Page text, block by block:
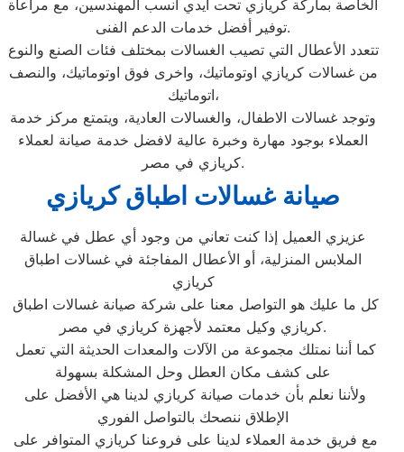
الخاصة بماركة كريازي تحت أيدي أنسب المهندسين، مع مراعاة
توفير أفضل خدمات الدعم الفنى.
تتعدد الأعطال التي تصيب الغسالات بمختلف فئات الصنع والنوع
من غسالات كريازي اوتوماتيك، واخرى فوق اوتوماتيك، والنصف
اتوماتيك،
وتوجد غسالات الاطفال، والغسالات العادية، ويتمتع مركز خدمة
العملاء بوجود مهارة وخبرة عالية لافضل خدمة صيانة لعملاء
كريازي في مصر.
صيانة غسالات اطباق كريازي
عزيزي العميل إذا كنت تعاني من وجود أي عطل في غسالة
الملابس المنزلية، أو الأعطال المفاجئة في غسالات اطباق
كريازي
كريازي وكيل معتمد لأجهزة كريازي في مصر.
على كشف مكان العطل وحل المشكلة بسهولة
الإطلاق ننصحك بالتواصل الفوري